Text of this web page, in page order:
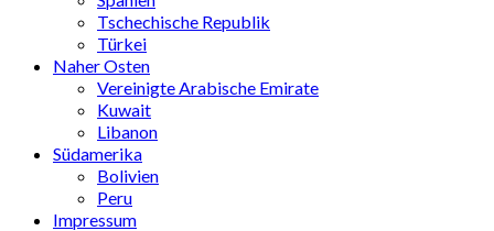
Tschechische Republik
Türkei
Naher Osten
Vereinigte Arabische Emirate
Kuwait
Libanon
Südamerika
Bolivien
Peru
Impressum